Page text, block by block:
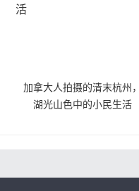
加拿大人拍摄的清末杭州，
湖光山色中的小民生活